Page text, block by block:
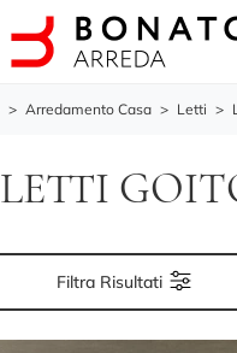
> Arredamento Casa > Letti >
LETTI
Filtra Risultati